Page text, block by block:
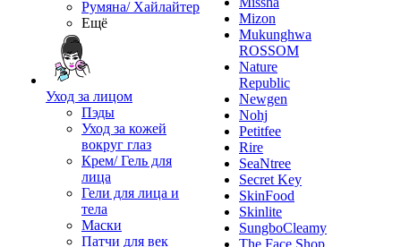
Румяна/ Хайлайтер
Ещё
Уход за лицом
Пэды
Уход за кожей
вокруг глаз
Крем/ Гель для
лица
Гели для лица и
тела
Маски
Патчи для век
Mizon
Mukunghwa
ROSSOM
Nature
Republic
Newgen
Nohj
Petitfee
Rire
SeaNtree
Secret Key
SkinFood
Skinlite
SungboCleamy
The Face Shop